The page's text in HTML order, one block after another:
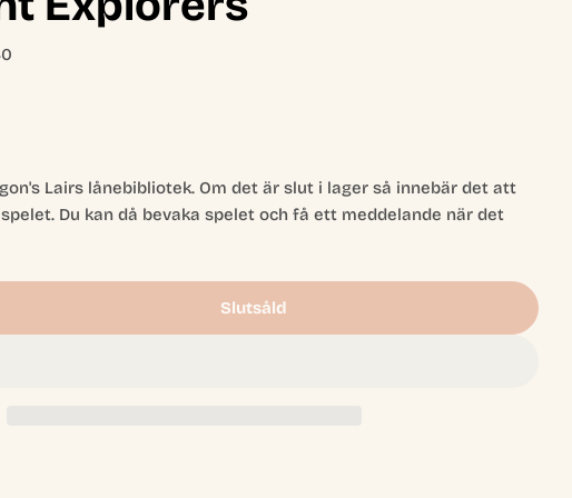
Lairs lånebibliotek. Om det är slut i lager så innebär det att
Du kan då bevaka spelet och få ett meddelande när det
-Lånebiblioteket- The Guild Of Merchant Explorers
För -Lånebiblioteket- The Guild Of Merchant Explorers
Slutsåld